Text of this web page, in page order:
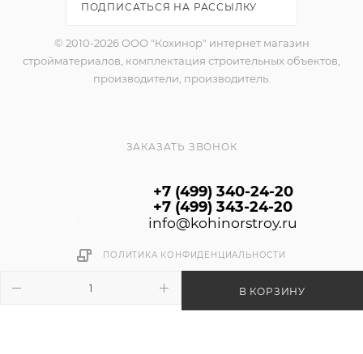
В КОРЗИНУ
натуральной древесины различных пород.
СВОЙСТВА:
-выпускается 6 цветов;
-пригодна для наружных и внутренних работ;
-экологически безопасна.
ОБЛАСТЬ ПРИМЕНЕНИЯ:
теплоизоляции фасадов с утеплителем из
ПОДПИСАТЬСЯ НА РАССЫЛКУ
© 2010-2026 ООО "Кохинор" интернет магазин
стройматериалов, комплектация строительных объектов,
производители, производитель.
ЗАКАЗАТЬ ЗВОНОК
+7 (499) 340-24-20
+7 (499) 343-24-20
info@kohinorstroy.ru
ПОЛИТИКА КОНФИДЕНЦИАЛЬНОСТИ